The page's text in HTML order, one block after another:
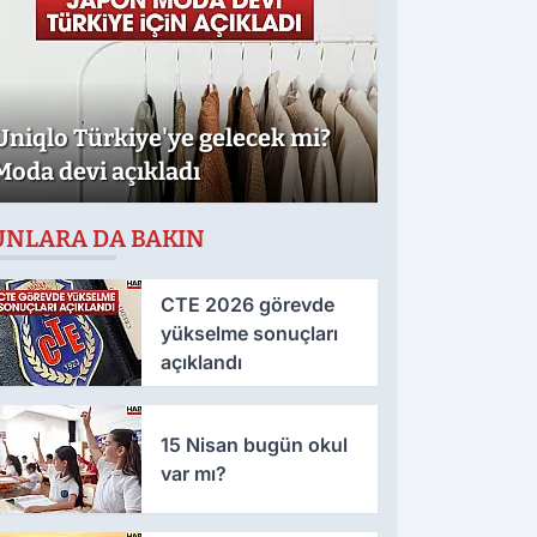
Türkiye'ye gelecek mi?
devi açıkladı
DA BAKIN
CTE 2026 görevde
yükselme sonuçları
açıklandı
15 Nisan bugün okul
var mı?